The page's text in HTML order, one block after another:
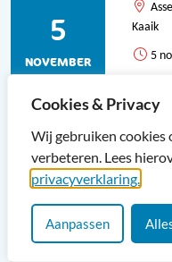
Cookies & Privacy
Wij gebruiken cookies
verbeteren. Lees
privacyverklaring.
Aanpassen
5
NOVEMBER
Kaaik
5
De